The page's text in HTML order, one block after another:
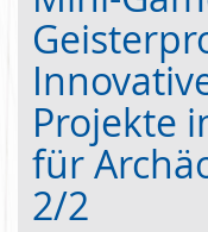
Projekte
für
2/2